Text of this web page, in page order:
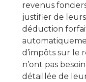
revenus
justifier de
déduction
d’impôts sur le
n’ont pas
détaillée de